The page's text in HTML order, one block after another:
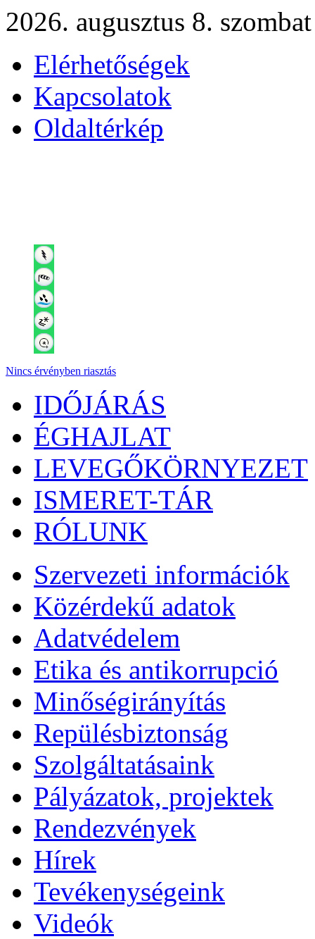
2026. augusztus 8. szombat
Elérhetőségek
Kapcsolatok
Oldaltérkép
Nincs érvényben riasztás
IDŐJÁRÁS
ÉGHAJLAT
LEVEGŐKÖRNYEZET
ISMERET-TÁR
RÓLUNK
Szervezeti információk
Közérdekű adatok
Adatvédelem
Etika és antikorrupció
Minőségirányítás
Repülésbiztonság
Szolgáltatásaink
Pályázatok, projektek
Rendezvények
Hírek
Tevékenységeink
Videók